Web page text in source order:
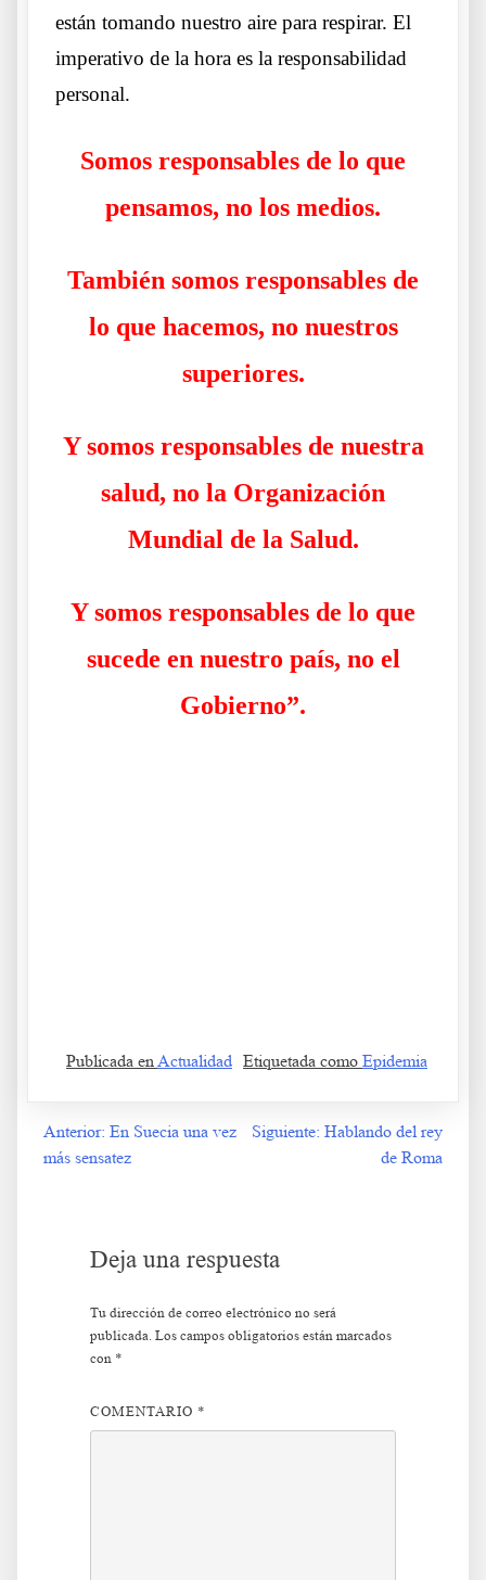
están tomando nuestro aire para respirar. El
imperativo de la hora es la responsabilidad
personal.
Somos responsables de lo que
pensamos, no los medios.
También somos responsables de
lo que hacemos, no nuestros
superiores.
Y somos responsables de nuestra
salud, no la Organización
Mundial de la Salud.
Y somos responsables de lo que
sucede en nuestro país, no el
Gobierno”.
Publicada en Actualidad Etiquetada como Epidemia
Navegación
Anterior: En Suecia una vez
más sensatez
Siguiente: Hablando del rey
de Roma
Deja una respuesta
Tu dirección de correo electrónico no será
publicada. Los campos obligatorios están marcados
con *
COMENTARIO *